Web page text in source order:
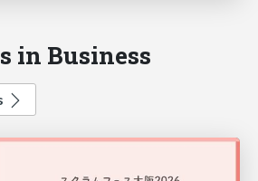
in Business